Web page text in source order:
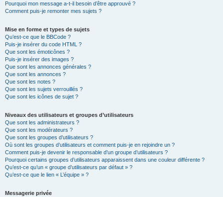
Pourquoi mon message a-t-il besoin d’être approuvé ?
Comment puis-je remonter mes sujets ?
Mise en forme et types de sujets
Qu’est-ce que le BBCode ?
Puis-je insérer du code HTML ?
Que sont les émoticônes ?
Puis-je insérer des images ?
Que sont les annonces générales ?
Que sont les annonces ?
Que sont les notes ?
Que sont les sujets verrouillés ?
Que sont les icônes de sujet ?
Niveaux des utilisateurs et groupes d’utilisateurs
Que sont les administrateurs ?
Que sont les modérateurs ?
Que sont les groupes d’utilisateurs ?
Où sont les groupes d’utilisateurs et comment puis-je en rejoindre un ?
Comment puis-je devenir le responsable d’un groupe d’utilisateurs ?
Pourquoi certains groupes d’utilisateurs apparaissent dans une couleur différente ?
Qu’est-ce qu’un « groupe d’utilisateurs par défaut » ?
Qu’est-ce que le lien « L’équipe » ?
Messagerie privée